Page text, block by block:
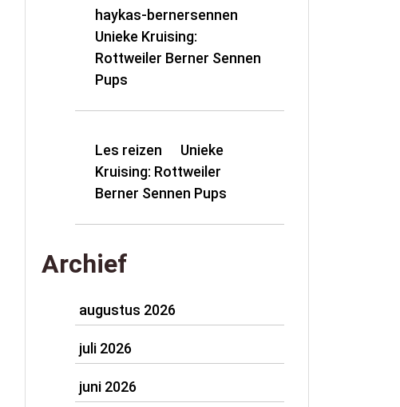
haykas-bernersennen
Unieke Kruising:
Rottweiler Berner Sennen
Pups
Les reizen
Unieke
Kruising: Rottweiler
Berner Sennen Pups
Archief
augustus 2026
juli 2026
juni 2026